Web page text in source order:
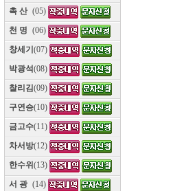
촉 산 (05)
천 명 (06)
창세기 (07)
박광석(08)
찰리김(09)
구연승(10)
금고수(11)
차서방(12)
한수위 (13)
서 광 (14)